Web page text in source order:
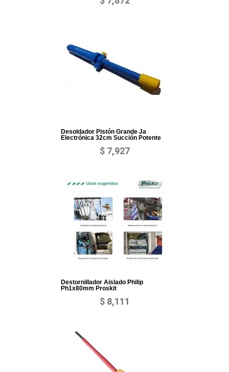
Desoldador Pistón Grande Ja
Electrónica 32cm Succión Potente
$ 7,927
Destornillador Aislado Philip
Ph1x80mm Proskit
$ 8,111